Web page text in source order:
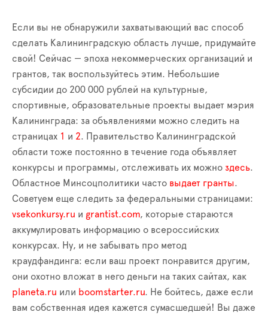
Если вы не обнаружили захватывающий вас способ
сделать Калининградскую область лучше, придумайте
свой! Сейчас — эпоха некоммерческих организаций и
грантов, так воспользуйтесь этим. Небольшие
субсидии до 200 000 рублей на культурные,
спортивные, образовательные проекты выдает мэрия
Калининграда: за объявлениями можно следить на
страницах 1 и 2. Правительство Калининградской
области тоже постоянно в течение года объявляет
конкурсы и программы, отслеживать их можно здесь.
Областное Минсоцполитики часто выдает гранты.
Советуем еще следить за федеральными страницами:
vsekonkursy.ru и grantist.com, которые стараются
аккумулировать информацию о всероссийских
конкурсах. Ну, и не забывать про метод
краудфандинга: если ваш проект понравится другим,
они охотно вложат в него деньги на таких сайтах, как
planeta.ru или boomstarter.ru. Не бойтесь, даже если
вам собственная идея кажется сумасшедшей! Вы даже